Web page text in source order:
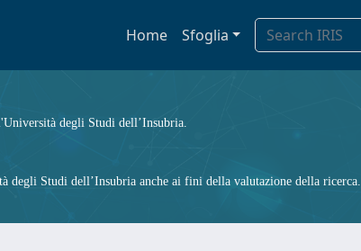
Home Sfoglia
degli Studi dell’Insubria.
degli Studi dell’Insubria anche ai fini della valutazione della ricerca.